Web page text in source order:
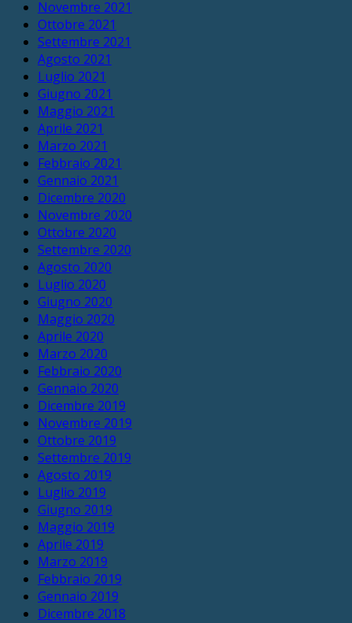
Novembre 2021
Ottobre 2021
Settembre 2021
Agosto 2021
Luglio 2021
Giugno 2021
Maggio 2021
Aprile 2021
Marzo 2021
Febbraio 2021
Gennaio 2021
Dicembre 2020
Novembre 2020
Ottobre 2020
Settembre 2020
Agosto 2020
Luglio 2020
Giugno 2020
Maggio 2020
Aprile 2020
Marzo 2020
Febbraio 2020
Gennaio 2020
Dicembre 2019
Novembre 2019
Ottobre 2019
Settembre 2019
Agosto 2019
Luglio 2019
Giugno 2019
Maggio 2019
Aprile 2019
Marzo 2019
Febbraio 2019
Gennaio 2019
Dicembre 2018